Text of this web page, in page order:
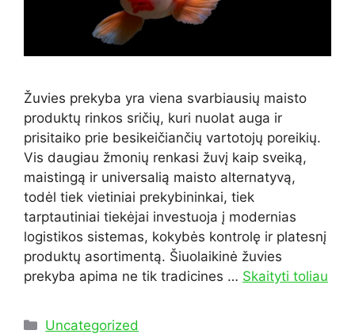
Žuvies prekyba yra viena svarbiausių maisto
produktų rinkos sričių, kuri nuolat auga ir
prisitaiko prie besikeičiančių vartotojų poreikių.
Vis daugiau žmonių renkasi žuvį kaip sveiką,
maistingą ir universalią maisto alternatyvą,
todėl tiek vietiniai prekybininkai, tiek
tarptautiniai tiekėjai investuoja į modernias
logistikos sistemas, kokybės kontrolę ir platesnį
produktų asortimentą. Šiuolaikinė žuvies
prekyba apima ne tik tradicines … Skaityti toliau
Kategorijos
Uncategorized